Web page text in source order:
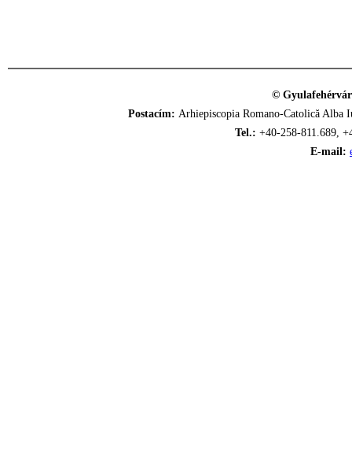
©
Postacím: Arhiepiscopia Romano-Catolică
Tel.: +40-258-811.689,
E-mail: